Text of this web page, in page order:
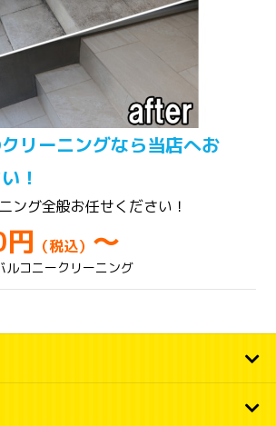
リーニングなら当店へお
！
ング全般お任せください！
（税込） ～
ルコニークリーニング